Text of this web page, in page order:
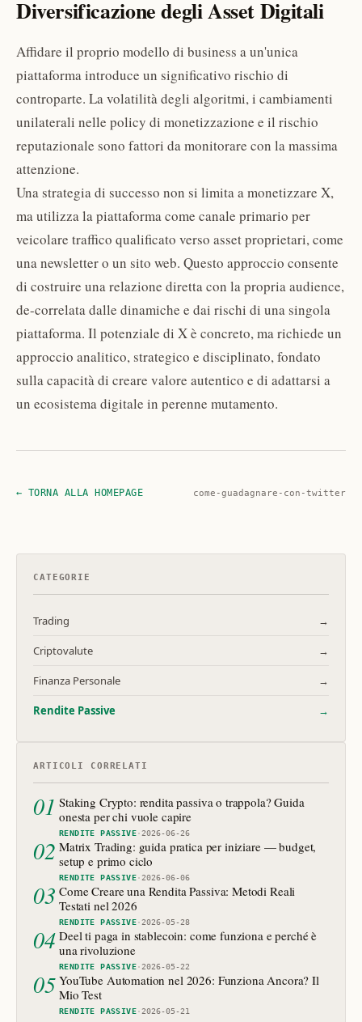
Diversificazione degli Asset Digitali
Affidare il proprio modello di business a un'unica
piattaforma introduce un significativo rischio di
controparte. La volatilità degli algoritmi, i cambiamenti
unilaterali nelle policy di monetizzazione e il rischio
reputazionale sono fattori da monitorare con la massima
attenzione.
Una strategia di successo non si limita a monetizzare X,
ma utilizza la piattaforma come canale primario per
veicolare traffico qualificato verso asset proprietari, come
una newsletter o un sito web. Questo approccio consente
di costruire una relazione diretta con la propria audience,
de-correlata dalle dinamiche e dai rischi di una singola
piattaforma. Il potenziale di X è concreto, ma richiede un
approccio analitico, strategico e disciplinato, fondato
sulla capacità di creare valore autentico e di adattarsi a
un ecosistema digitale in perenne mutamento.
← TORNA ALLA HOMEPAGE come-guadagnare-con-twitter
CATEGORIE
Trading →
Criptovalute →
Finanza Personale →
Rendite Passive →
ARTICOLI CORRELATI
01 Staking Crypto: rendita passiva o trappola? Guida
onesta per chi vuole capire
RENDITE PASSIVE·2026-06-26
02 Matrix Trading: guida pratica per iniziare — budget,
setup e primo ciclo
RENDITE PASSIVE·2026-06-06
03 Come Creare una Rendita Passiva: Metodi Reali
Testati nel 2026
RENDITE PASSIVE·2026-05-28
04 Deel ti paga in stablecoin: come funziona e perché è
una rivoluzione
RENDITE PASSIVE·2026-05-22
05 YouTube Automation nel 2026: Funziona Ancora? Il
Mio Test
RENDITE PASSIVE·2026-05-21